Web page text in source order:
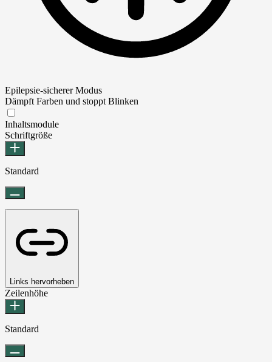
Epilepsie-sicherer Modus
Dämpft Farben und stoppt Blinken
Inhaltsmodule
Schriftgröße
Standard
Links hervorheben
Zeilenhöhe
Standard